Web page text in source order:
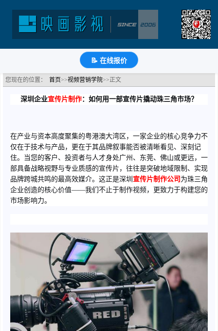
📝 在线报价
如何用一部企业宣传片助力市场拓展？
分类：视频营销学院 浏览：567次 更新时间： 2026-03-17
微 知
您现在的位置： 首页>>视频营销学院>>正文
深圳企业宣传片制作：如何用一部宣传片撬动珠三角市场？
在产业与资本高度聚集的粤港澳大湾区，一家企业的核心竞争力不
仅在于技术与产品，更在于其品牌叙事能否被清晰看见、深刻记
住。当您的客户、投资者与人才身处广州、东莞、佛山或更远，一
部具备战略视野与专业质感的宣传片，往往是突破地域限制、实现
品牌跨城共鸣的最高效媒介。这正是深圳 宣传片制作公司 为珠三角
企业创造的核心价值——我们不止于制作视频，更致力于构建您的
市场影响力。